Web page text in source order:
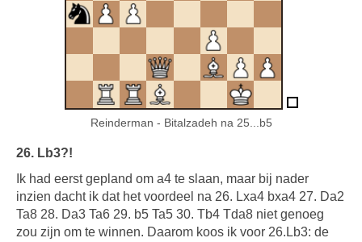
Reinderman - Bitalzadeh na 25...b5
26. Lb3?!
Ik had eerst gepland om a4 te slaan, maar bij nader
inzien dacht ik dat het voordeel na 26. Lxa4 bxa4 27. Da2
Ta8 28. Da3 Ta6 29. b5 Ta5 30. Tb4 Tda8 niet genoeg
zou zijn om te winnen. Daarom koos ik voor 26.Lb3: de